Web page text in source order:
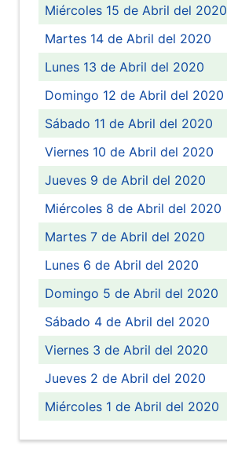
Miércoles 15 de Abril del 2020
Martes 14 de Abril del 2020
Lunes 13 de Abril del 2020
Domingo 12 de Abril del 2020
Sábado 11 de Abril del 2020
Viernes 10 de Abril del 2020
Jueves 9 de Abril del 2020
Miércoles 8 de Abril del 2020
Martes 7 de Abril del 2020
Lunes 6 de Abril del 2020
Domingo 5 de Abril del 2020
Sábado 4 de Abril del 2020
Viernes 3 de Abril del 2020
Jueves 2 de Abril del 2020
Miércoles 1 de Abril del 2020